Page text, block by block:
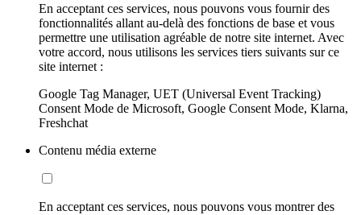
En acceptant ces services, nous pouvons vous fournir des
fonctionnalités allant au-delà des fonctions de base et vous
permettre une utilisation agréable de notre site internet. Avec
votre accord, nous utilisons les services tiers suivants sur ce
site internet :
Google Tag Manager, UET (Universal Event Tracking)
Consent Mode de Microsoft, Google Consent Mode, Klarna,
Freshchat
Contenu média externe
En acceptant ces services, nous pouvons vous montrer des